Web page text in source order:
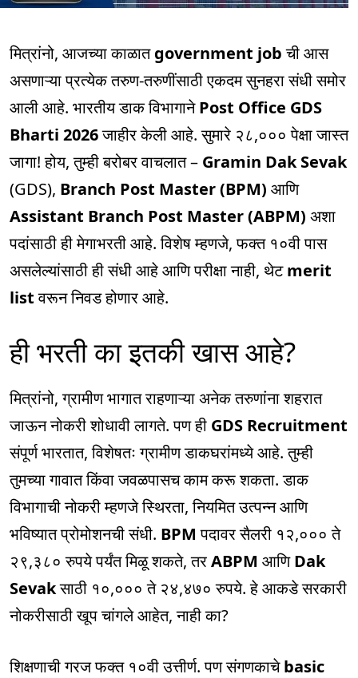
मित्रांनो, आजच्या काळातgovernment jobची आस
असणाऱ्या प्रत्येक तरुण-तरुणींसाठी एकदम सुनहरा संधी समोर
आली आहे. भारतीय डाक विभागानेPost Office GDS
Bharti 2026जाहीर केली आहे. सुमारे २८,००० पेक्षा जास्त
जागा! होय, तुम्ही बरोबर वाचलात – Gramin Dak Sevak
(GDS), Branch Post Master (BPM) आणि
Assistant Branch Post Master (ABPM) अशा
पदांसाठी ही मेगाभरती आहे. विशेष म्हणजे, फक्त १०वी पास
असलेल्यांसाठी ही संधी आहे आणि परीक्षा नाही, थेटmerit
listवरून निवड होणार आहे.
ही भरती का इतकी खास आहे?
मित्रांनो, ग्रामीण भागात राहणाऱ्या अनेक तरुणांना शहरात
जाऊन नोकरी शोधावी लागते. पण ही GDS Recruitment
संपूर्ण भारतात, विशेषतः ग्रामीण डाकघरांमध्ये आहे. तुम्ही
तुमच्या गावात किंवा जवळपासच काम करू शकता. डाक
विभागाची नोकरी म्हणजे स्थिरता, नियमित उत्पन्न आणि
भविष्यात प्रोमोशनची संधी. BPM पदावर सैलरी १२,००० ते
२९,३८० रुपये पर्यंत मिळू शकते, तरABPM आणिDak
Sevakसाठी १०,००० ते २४,४७० रुपये. हे आकडे सरकारी
नोकरीसाठी खूप चांगले आहेत, नाही का?
शिक्षणाची गरज फक्त १०वी उत्तीर्ण. पण संगणकाचेbasic